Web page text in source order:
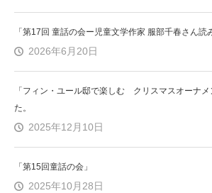
「第17回 童話の会ー児童文学作家 服部千春さん読
2026年6月20日
「フィン・ユール邸で楽しむ クリスマスオーナメ
た。
2025年12月10日
「第15回童話の会」
2025年10月28日